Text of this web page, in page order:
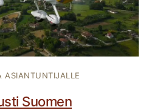
ASIANTUNTIJALLE
Suomen